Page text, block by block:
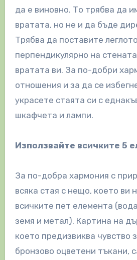
да е виновно. То трябва да
вратата, но не и да бъде
Трябва да поставите
перпендикулярно на
вратата ви. За по-добри
отношения и за да се
украсете стаята си с
шкафчета и лампи.
Използвайте всичките 5
За по-добра хармония с
всяка стая с нещо, което ви
всичките пет елемента
земя и метал). Картина на
което предизвиква чувство
бронзово оцветени тъкани,